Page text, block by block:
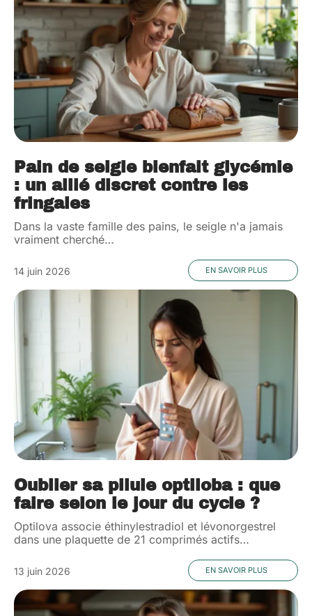
Pain de seigle bienfait glycémie
: un allié discret contre les
fringales
Dans la vaste famille des pains, le seigle n'a jamais
vraiment cherché…
14 juin 2026 EN SAVOIR PLUS
Oublier sa pilule optiloba : que
faire selon le jour du cycle ?
Optilova associe éthinylestradiol et lévonorgestrel
dans une plaquette de 21 comprimés actifs…
13 juin 2026 EN SAVOIR PLUS